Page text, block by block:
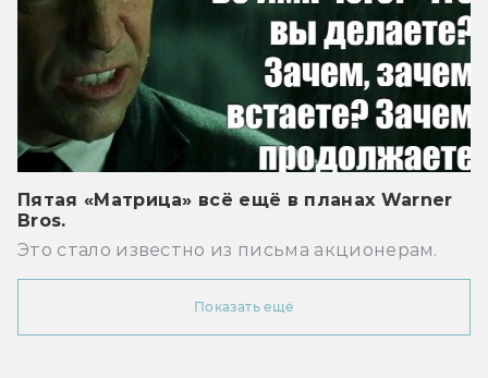
Пятая «Матрица» всё ещё в планах Warner
Bros.
Это стало известно из письма акционерам.
Показать ещё